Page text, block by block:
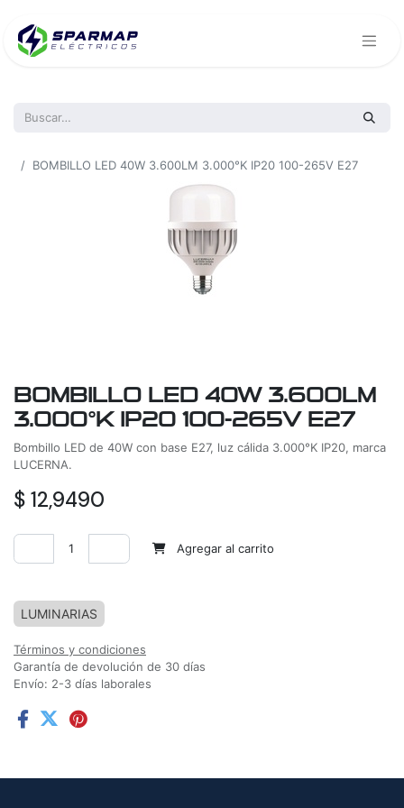
BOMBILLO LED 40W 3.600LM 3.000°K IP20 100-265V E27
BOMBILLO LED 40W 3.600LM
3.000°K IP20 100-265V E27
Bombillo LED de 40W con base E27, luz cálida 3.000°K IP20, marca
LUCERNA.
$ 12,9490
Agregar al carrito
LUMINARIAS
Términos y condiciones
Garantía de devolución de 30 días
Envío: 2-3 días laborales